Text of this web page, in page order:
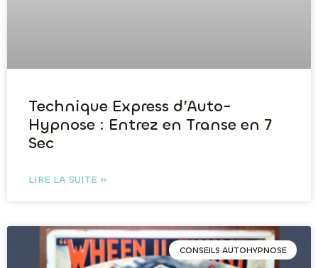
Technique Express d’Auto-
Hypnose : Entrez en Transe en 7
Sec
LIRE LA SUITE »
CONSEILS AUTOHYPNOSE